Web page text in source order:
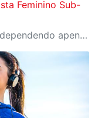
Feminino Sub-
A equipe entra na rodada decisiva dependendo apenas de seus próprios resultados para avançar ao mata-mata